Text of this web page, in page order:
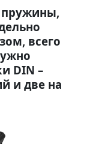
пружины,
всего
DIN –
и две на